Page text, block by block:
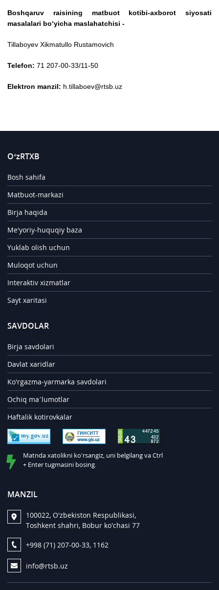
Boshqaruv raisining matbuot kotibi-axborot siyosati
masalalari bo‘yicha maslahatchisi -
Tillaboyev Xikmatullo Rustamovich
Telefon: 71 207-00-33/11-50
Elektron manzil: h.tillaboev@rtsb.uz
O‘zRTXB
Bosh sahifa
Matbuot-markazi
Birja haqida
Me'yoriy-huquqiy baza
Yuklab olish uchun
Muloqot uchun
Interaktiv xizmatlar
Sayt xaritasi
SAVDOLAR
Birja savdolari
Davlat xaridlar
Ko'rgazma-yarmarka savdolari
Ochiq ma’lumotlar
Haftalik kotirovkalar
Matnda xatolikni ko'rsangiz, uni belgilang va Ctrl
+ Enter tugmasini bosing.
MANZIL
100022, O'zbekiston Respublikasi,
Toshkent shahri, Bobur ko'chasi 77
+998 (71) 207-00-33, 1162
info@rtsb.uz